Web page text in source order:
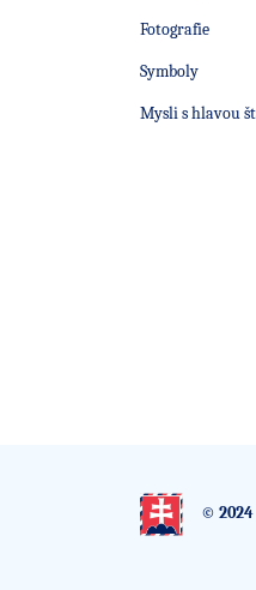
Fotografie
Symboly
Mysli s hlavou
©